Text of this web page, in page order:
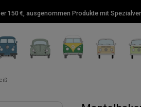
150 €, ausgenommen Produkte mit